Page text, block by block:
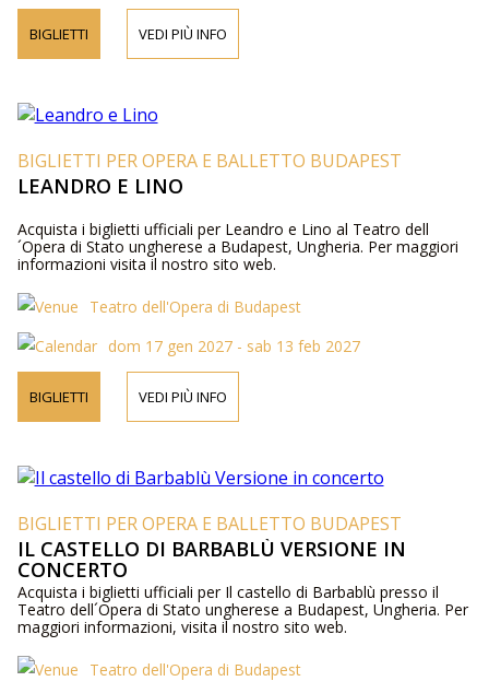
BIGLIETTI VEDI PIÙ INFO
BIGLIETTI PER OPERA E BALLETTO BUDAPEST
LEANDRO E LINO
Acquista i biglietti ufficiali per Leandro e Lino al Teatro dell
´Opera di Stato ungherese a Budapest, Ungheria. Per maggiori
informazioni visita il nostro sito web.
Teatro dell'Opera di Budapest
dom 17 gen 2027 - sab 13 feb 2027
BIGLIETTI VEDI PIÙ INFO
BIGLIETTI PER OPERA E BALLETTO BUDAPEST
IL CASTELLO DI BARBABLÙ VERSIONE IN
CONCERTO
Acquista i biglietti ufficiali per Il castello di Barbablù presso il
Teatro dell´Opera di Stato ungherese a Budapest, Ungheria. Per
maggiori informazioni, visita il nostro sito web.
Teatro dell'Opera di Budapest